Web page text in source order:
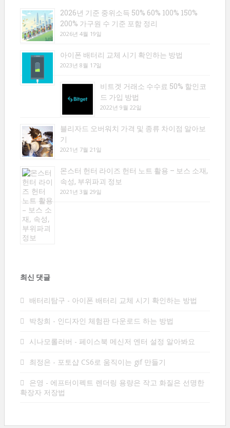
2026년 기준 중위소득 50% 60% 100% 150%
200% 가구원 수 기준 포함 정리
2026년 4월 19일
아이폰 배터리 교체 시기 확인하는 방법
2023년 8월 17일
비트겟 거래소 수수료 50% 할인코
드 가입 방법
2022년 9월 22일
블리자드 오버워치 가격 및 종류 차이점 알아보
기
2021년 7월 21일
몬스터 헌터 라이즈 헌터 노트 활용 – 보스 소재,
속성, 부위파괴 정보
2021년 3월 29일
최신 댓글
배터리탐구 - 아이폰 배터리 교체 시기 확인하는 방법
박창희 - 인디자인 체험판 다운로드 하는 방법
시나모롤러버 - 페이스북 메신저 엔터 설정 알아봐요
최정은 - 포토샵 CS6로 움직이는 gif 만들기
은영 - 에프터이펙트 렌더링 용량은 작고 화질은 선명한
확장자 저장법